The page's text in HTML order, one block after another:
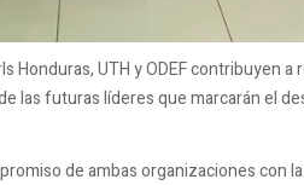
Honduras, UTH y ODEF contribuyen
las futuras líderes que marcarán el
de ambas organizaciones con